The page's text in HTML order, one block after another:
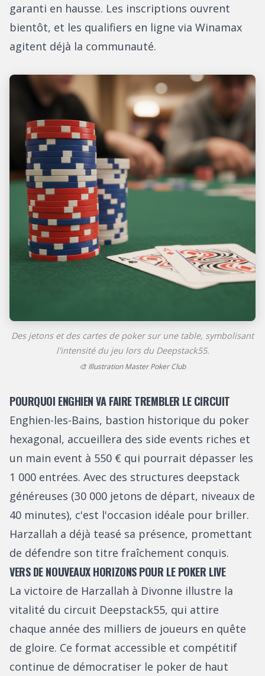
garanti en hausse. Les inscriptions ouvrent
bientôt, et les qualifiers en ligne via Winamax
agitent déjà la communauté.
Des jetons et des cartes de poker sur une table, symbolisant
l'intensité du jeu lors du Deepstack55.
🎨 Illustration Master Poker Club
POURQUOI ENGHIEN VA FAIRE TREMBLER LE CIRCUIT
Enghien-les-Bains, bastion historique du poker
hexagonal, accueillera des side events riches et
un main event à 550 € qui pourrait dépasser les
1 000 entrées. Avec des structures deepstack
généreuses (30 000 jetons de départ, niveaux de
40 minutes), c'est l'occasion idéale pour briller.
Harzallah a déjà teasé sa présence, promettant
de défendre son titre fraîchement conquis.
VERS DE NOUVEAUX HORIZONS POUR LE POKER LIVE
La victoire de Harzallah à Divonne illustre la
vitalité du circuit Deepstack55, qui attire
chaque année des milliers de joueurs en quête
de gloire. Ce format accessible et compétitif
continue de démocratiser le poker de haut